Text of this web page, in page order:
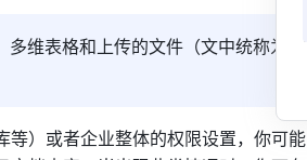
维表格和上传的文件（文中统称为
等）或者企业整体的权限设置，你可能